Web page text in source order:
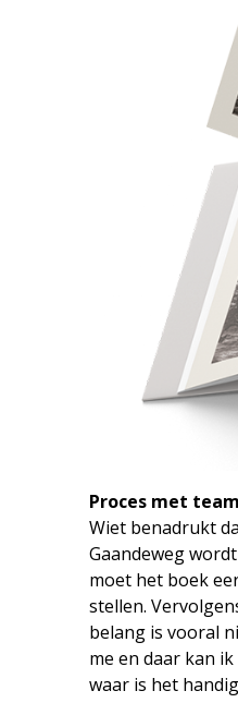
Proces met
Wiet benadrukt
Gaandeweg
moet het boek
stellen.
belang is vooral
me en daar kan
waar is het